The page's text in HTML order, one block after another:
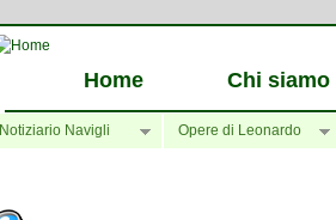
Home Chi siamo
Notiziario Navigli Opere di Leonardo